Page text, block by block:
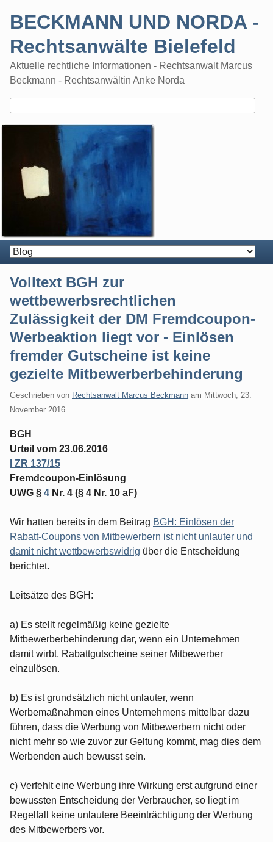
BECKMANN UND NORDA -
Rechtsanwälte Bielefeld
Aktuelle rechtliche Informationen - Rechtsanwalt Marcus
Beckmann - Rechtsanwältin Anke Norda
Volltext BGH zur
wettbewerbsrechtlichen
Zulässigkeit der DM Fremdcoupon-
Werbeaktion liegt vor - Einlösen
fremder Gutscheine ist keine
gezielte Mitbewerberbehinderung
Geschrieben von Rechtsanwalt Marcus Beckmann am Mittwoch, 23.
November 2016
BGH
Urteil vom 23.06.2016
I ZR 137/15
Fremdcoupon-Einlösung
UWG § 4 Nr. 4 (§ 4 Nr. 10 aF)
Wir hatten bereits in dem Beitrag BGH: Einlösen der
Rabatt-Coupons von Mitbewerbern ist nicht unlauter und
damit nicht wettbewerbswidrig über die Entscheidung
berichtet.
Leitsätze des BGH:
a) Es stellt regelmäßig keine gezielte
Mitbewerberbehinderung dar, wenn ein Unternehmen
damit wirbt, Rabattgutscheine seiner Mitbewerber
einzulösen.
b) Es ist grundsätzlich nicht unlauter, wenn
Werbemaßnahmen eines Unternehmens mittelbar dazu
führen, dass die Werbung von Mitbewerbern nicht oder
nicht mehr so wie zuvor zur Geltung kommt, mag dies dem
Werbenden auch bewusst sein.
c) Verfehlt eine Werbung ihre Wirkung erst aufgrund einer
bewussten Entscheidung der Verbraucher, so liegt im
Regelfall keine unlautere Beeinträchtigung der Werbung
des Mitbewerbers vor.